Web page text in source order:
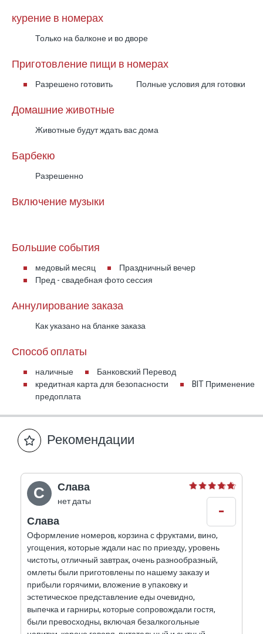
курение в номерах
Только на балконе и во дворе
Приготовление пищи в номерах
Разрешено готовить Полные условия для готовки
Домашние животные
Животные будут ждать вас дома
Барбекю
Разрешенно
Включение музыки
Большие события
медовый месяц
Праздничный вечер
Пред - свадебная фото сессия
Аннулирование заказа
Как указано на бланке заказа
Способ оплаты
наличные
Банковский Перевод
кредитная карта для безопасности
BIT Применение
предоплата
Рекомендации
С Слава
нет даты
Слава
Оформление номеров, корзина с фруктами, вино,
угощения, которые ждали нас по приезду, уровень
чистоты, отличный завтрак, очень разнообразный,
омлеты были приготовлены по нашему заказу и
прибыли горячими, вложение в упаковку и
эстетическое представление еды очевидно,
выпечка и гарниры, которые сопровождали гостя,
были превосходны, включая безалкогольные
-